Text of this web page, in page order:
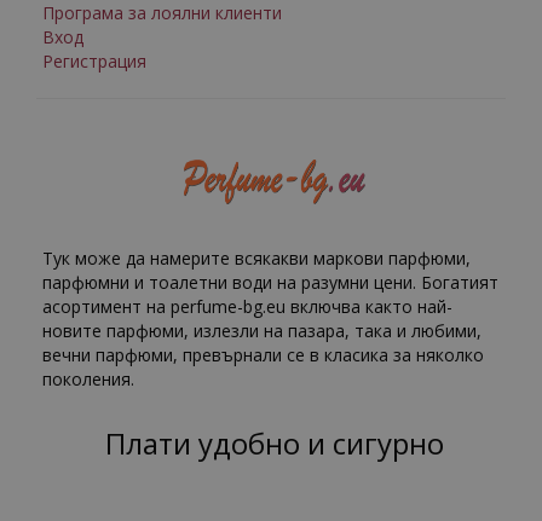
Програма за лоялни клиенти
Вход
Регистрация
Тук може да намерите всякакви маркови парфюми,
парфюмни и тоалетни води на разумни цени. Богатият
асортимент на perfume-bg.eu включва както най-
новите парфюми, излезли на пазара, така и любими,
вечни парфюми, превърнали се в класика за няколко
поколения.
Плати удобно и сигурно